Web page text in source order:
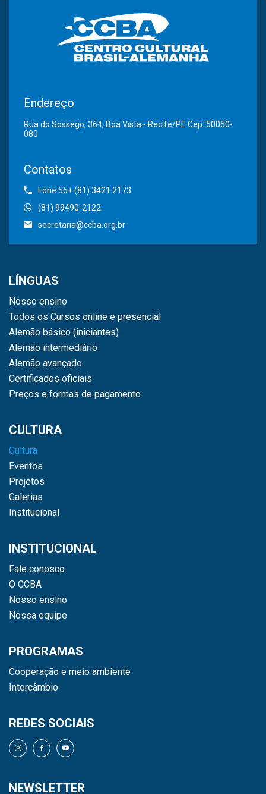
Endereço
Rua do Sossego, 364, Boa Vista - Recife/PE Cep: 50050-
080
Contatos
Fone:55+ (81) 3421.2173
(81) 99490-2122
secretaria@ccba.org.br
LÍNGUAS
Nosso ensino
Todos os Cursos online e presencial
Alemão básico (iniciantes)
Alemão intermediário
Alemão avançado
Certificados oficiais
Preços e formas de pagamento
CULTURA
Cultura
Eventos
Projetos
Galerias
Institucional
INSTITUCIONAL
Fale conosco
O CCBA
Nosso ensino
Nossa equipe
PROGRAMAS
Cooperação e meio ambiente
Intercâmbio
REDES SOCIAIS
NEWSLETTER